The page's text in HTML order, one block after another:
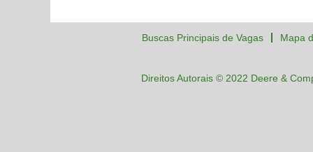
Buscas Principais de Vagas Mapa
Direitos Autorais © 2022 Deere &